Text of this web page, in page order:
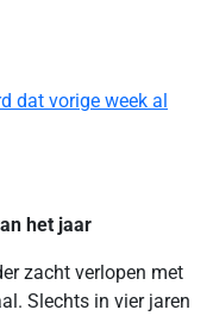
dat vorige week al
het jaar
zacht verlopen met
Slechts in vier jaren